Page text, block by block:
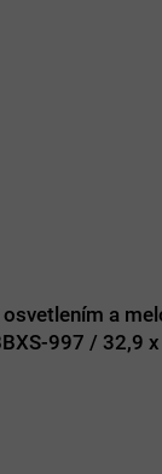
a
997 / 32,9